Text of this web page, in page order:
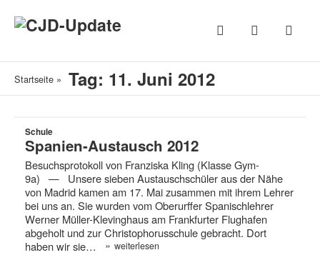
Startseite » Tag: 11. Juni 2012
Schule
Spanien-Austausch 2012
Besuchsprotokoll von Franziska Kling (Klasse Gym-
9a) — Unsere sieben Austauschschüler aus der Nähe
von Madrid kamen am 17. Mai zusammen mit ihrem Lehrer
bei uns an. Sie wurden vom Oberurffer Spanischlehrer
Werner Müller-Klevinghaus am Frankfurter Flughafen
abgeholt und zur Christophorusschule gebracht. Dort
haben wir sie…
» weiterlesen